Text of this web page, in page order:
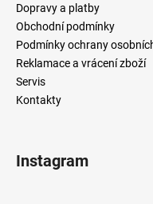
Dopravy a platby
Obchodní podmínky
Podmínky ochrany
Reklamace a vrácení zboží
Servis
Kontakty
Instagram